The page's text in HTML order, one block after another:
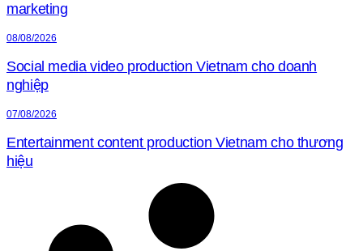
marketing
08/08/2026
Social media video production Vietnam cho doanh
nghiệp
07/08/2026
Entertainment content production Vietnam cho thương
hiệu